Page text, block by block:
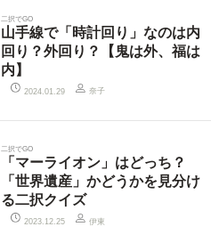
二択でGO
山手線で「時計回り」なのは内
回り？外回り？【鬼は外、福は
内】
2024.01.29 奈子
二択でGO
「マーライオン」はどっち？
「世界遺産」かどうかを見分け
る二択クイズ
2023.12.25 伊東